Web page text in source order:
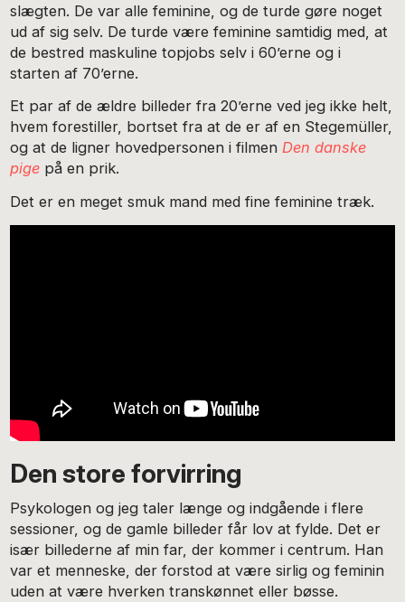
slægten. De var alle feminine, og de turde gøre noget
ud af sig selv. De turde være feminine samtidig med, at
de bestred maskuline topjobs selv i 60’erne og i
starten af 70’erne.
Et par af de ældre billeder fra 20’erne ved jeg ikke helt,
hvem forestiller, bortset fra at de er af en Stegemüller,
og at de ligner hovedpersonen i filmenDen danske
pige på en prik.
Det er en meget smuk mand med fine feminine træk.
Den store forvirring
Psykologen og jeg taler længe og indgående i flere
sessioner, og de gamle billeder får lov at fylde. Det er
især billederne af min far, der kommer i centrum. Han
var et menneske, der forstod at være sirlig og feminin
uden at være hverken transkønnet eller bøsse.